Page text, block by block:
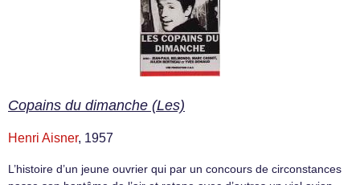
Copains du dimanche (Les)
Henri Aisner, 1957
L’histoire d’un jeune ouvrier qui par un concours de circonstances